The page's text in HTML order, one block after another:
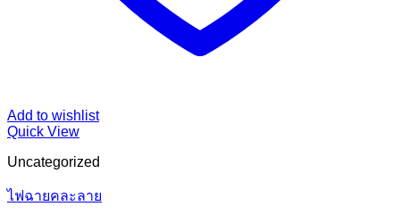
Add to wishlist
Quick View
Uncategorized
ไฟฉายคละลาย